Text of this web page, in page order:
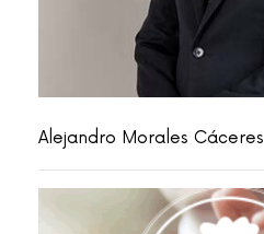
Alejandro Morales Cáceres